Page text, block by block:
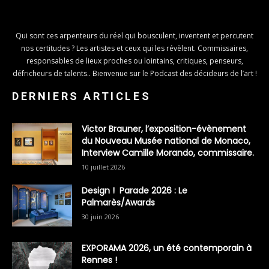
Qui sont ces arpenteurs du réel qui bousculent, inventent et percutent
nos certitudes ? Les artistes et ceux qui les révèlent. Commissaires,
responsables de lieux proches ou lointains, critiques, penseurs,
défricheurs de talents.. Bienvenue sur le Podcast des décideurs de l’art !
DERNIERS ARTICLES
Victor Brauner, l’exposition-évènement
du Nouveau Musée national de Monaco,
Interview Camille Morando, commissaire.
10 juillet 2026
Design ! Parade 2026 : Le
Palmarès/Awards
30 juin 2026
EXPORAMA 2026, un été contemporain à
Rennes !